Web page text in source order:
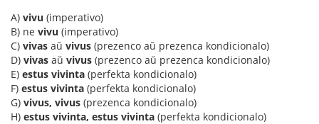
A) vivu (imperativo)
B) ne vivu (imperativo)
C) vivas aŭ vivus (prezenco aŭ prezenca kondicionalo)
D) vivas aŭ vivus (prezenco aŭ prezenca kondicionalo)
E) estus vivinta (perfekta kondicionalo)
F) estus vivinta (perfekta kondicionalo)
G) vivus, vivus (prezenca kondicionalo)
H) estus vivinta, estus vivinta (perfekta kondicionalo)